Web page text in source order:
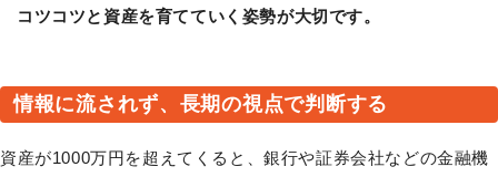
コツコツと資産を育てていく姿勢が大切です。
情報に流されず、長期の視点で判断する
資産が1000万円を超えてくると、銀行や証券会社などの金融機